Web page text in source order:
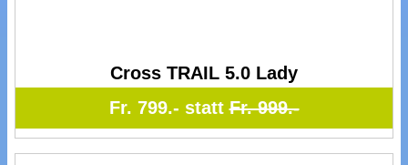
Cross TRAIL 5.0 Lady
Fr. 799.- stattFr. 999.-